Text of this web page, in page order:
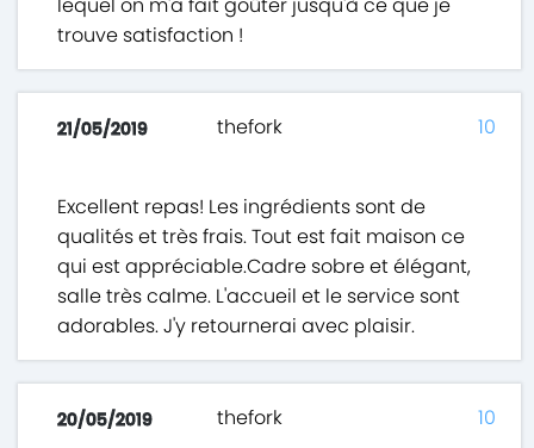
lequel on m'a fait goûter jusqu'à ce que je
trouve satisfaction !
21/05/2019 thefork
Excellent repas! Les ingrédients sont de
qualités et très frais. Tout est fait maison ce
qui est appréciable.Cadre sobre et élégant,
salle très calme. L'accueil et le service sont
adorables. J'y retournerai avec plaisir.
10
20/05/2019 thefork 10